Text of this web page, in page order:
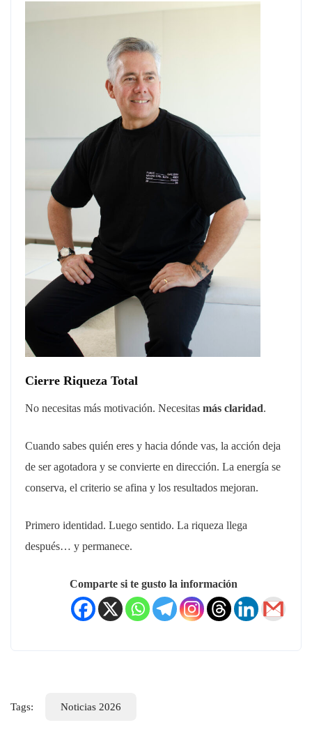
Cierre Riqueza Total
No necesitas más motivación. Necesitas más claridad.
Cuando sabes quién eres y hacia dónde vas, la acción deja
de ser agotadora y se convierte en dirección. La energía se
conserva, el criterio se afina y los resultados mejoran.
Primero identidad. Luego sentido. La riqueza llega
después… y permanece.
Comparte si te gusto la información
Tags: Noticias 2026